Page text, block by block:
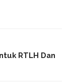
RTLH Dan